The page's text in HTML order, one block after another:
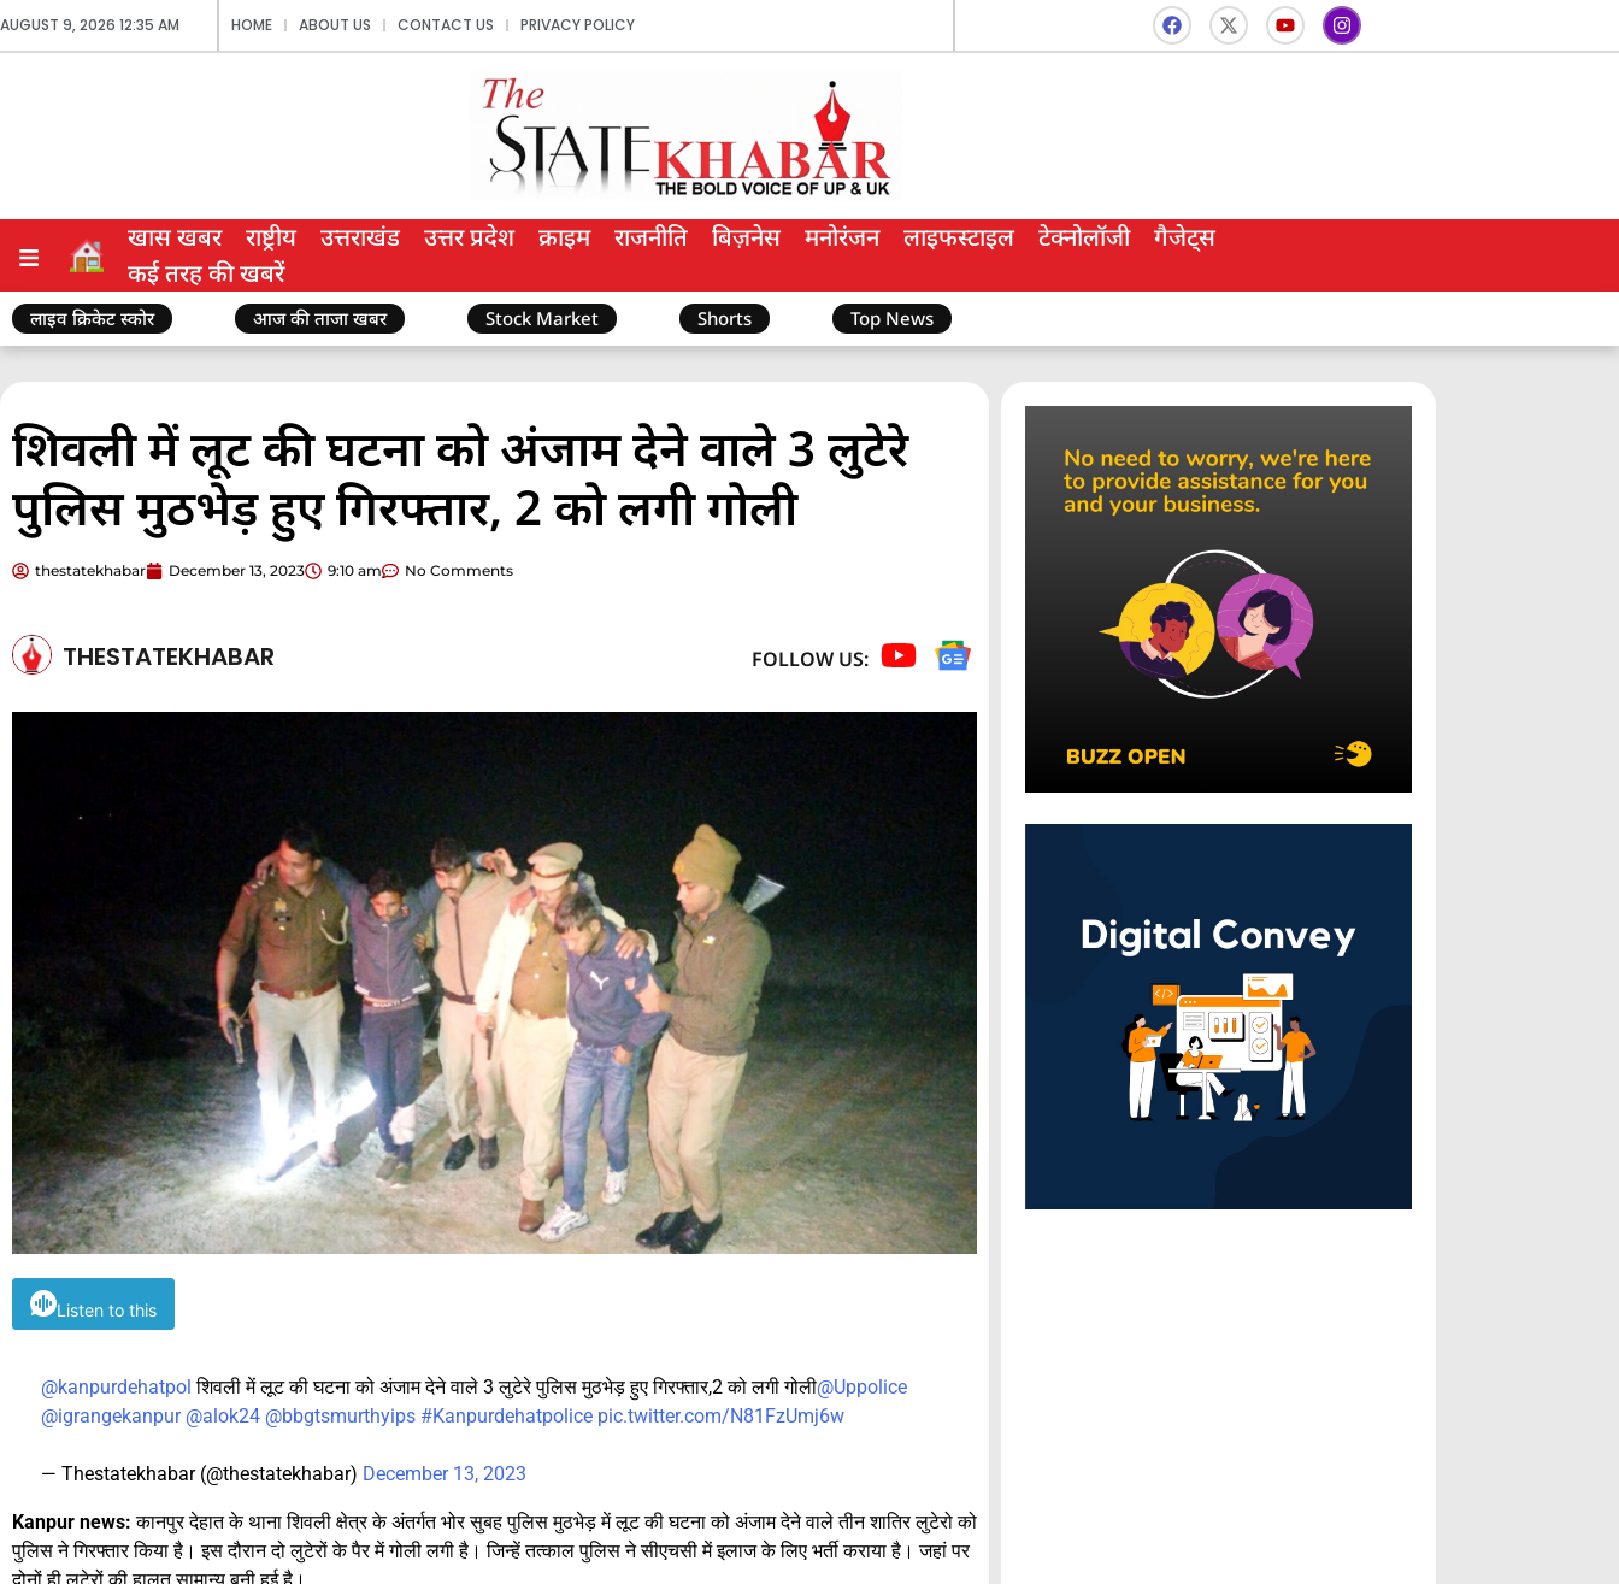
AUGUST 9, 2026 12:35 AM HOME ABOUT US CONTACT US PRIVACY POLICY
खास खबर राष्ट्रीय उत्तराखंड उत्तर प्रदेश क्राइम राजनीति बिज़नेस मनोरंजन लाइफस्टाइल टेक्नोलॉजी
गैजेट्स
कई तरह की खबरें
लाइव क्रिकेट स्कोर आज की ताजा खबर Stock Market Shorts Top News
शिवली में लूट की घटना को अंजाम देने वाले 3 लुटेरे
पुलिस मुठभेड़ हुए गिरफ्तार, 2 को लगी गोली
thestatekhabar December 13, 2023 9:10 am No Comments
THESTATEKHABAR FOLLOW US:
Listen to this
@kanpurdehatpol शिवली में लूट की घटना को अंजाम देने वाले 3 लुटेरे पुलिस मुठभेड़ हुए गिरफ्तार,2 को लगी गोली@Uppolice
@igrangekanpur @alok24 @bbgtsmurthyips #Kanpurdehatpolice pic.twitter.com/N81FzUmj6w
— Thestatekhabar (@thestatekhabar) December 13, 2023
Kanpur news: कानपुर देहात के थाना शिवली क्षेत्र के अंतर्गत भोर सुबह पुलिस मुठभेड़ में लूट की घटना को अंजाम देने वाले तीन शातिर लुटेरो को
पुलिस ने गिरफ्तार किया है। इस दौरान दो लुटेरों के पैर में गोली लगी है। जिन्हें तत्काल पुलिस ने सीएचसी में इलाज के लिए भर्ती कराया है। जहां पर